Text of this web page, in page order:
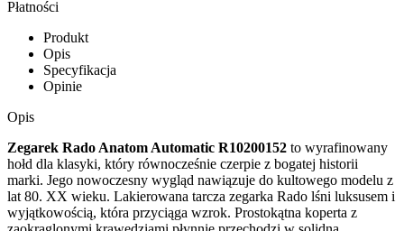
Płatności
Produkt
Opis
Specyfikacja
Opinie
Opis
Zegarek Rado Anatom Automatic R10200152 to wyrafinowany
hołd dla klasyki, który równocześnie czerpie z bogatej historii
marki. Jego nowoczesny wygląd nawiązuje do kultowego modelu z
lat 80. XX wieku. Lakierowana tarcza zegarka Rado lśni luksusem i
wyjątkowością, która przyciąga wzrok. Prostokątna koperta z